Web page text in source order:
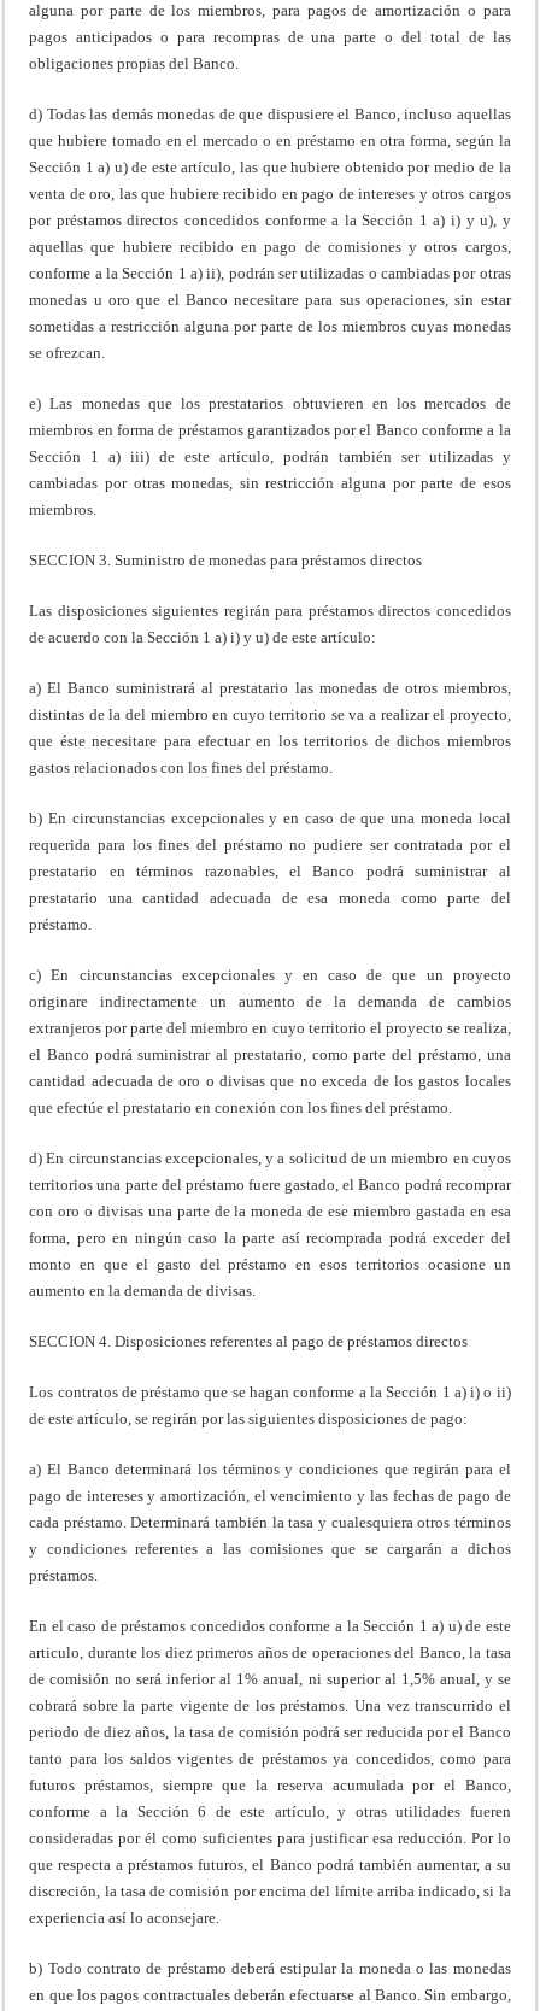
alguna por parte de los miembros, para pagos de amortización o para
pagos anticipados o para recompras de una parte o del total de las
obligaciones propias del Banco.
d) Todas las demás monedas de que dispusiere el Banco, incluso aquellas
que hubiere tomado en el mercado o en préstamo en otra forma, según la
Sección 1 a) u) de este artículo, las que hubiere obtenido por medio de la
venta de oro, las que hubiere recibido en pago de intereses y otros cargos
por préstamos directos concedidos conforme a la Sección 1 a) i) y u), y
aquellas que hubiere recibido en pago de comisiones y otros cargos,
conforme a la Sección 1 a) ii), podrán ser utilizadas o cambiadas por otras
monedas u oro que el Banco necesitare para sus operaciones, sin estar
sometidas a restricción alguna por parte de los miembros cuyas monedas
se ofrezcan.
e) Las monedas que los prestatarios obtuvieren en los mercados de
miembros en forma de préstamos garantizados por el Banco conforme a la
Sección 1 a) iii) de este artículo, podrán también ser utilizadas y
cambiadas por otras monedas, sin restricción alguna por parte de esos
miembros.
SECCION 3. Suministro de monedas para préstamos directos
Las disposiciones siguientes regirán para préstamos directos concedidos
de acuerdo con la Sección 1 a) i) y u) de este artículo:
a) El Banco suministrará al prestatario las monedas de otros miembros,
distintas de la del miembro en cuyo territorio se va a realizar el proyecto,
que éste necesitare para efectuar en los territorios de dichos miembros
gastos relacionados con los fines del préstamo.
b) En circunstancias excepcionales y en caso de que una moneda local
requerida para los fines del préstamo no pudiere ser contratada por el
prestatario en términos razonables, el Banco podrá suministrar al
prestatario una cantidad adecuada de esa moneda como parte del
préstamo.
c) En circunstancias excepcionales y en caso de que un proyecto
originare indirectamente un aumento de la demanda de cambios
extranjeros por parte del miembro en cuyo territorio el proyecto se realiza,
el Banco podrá suministrar al prestatario, como parte del préstamo, una
cantidad adecuada de oro o divisas que no exceda de los gastos locales
que efectúe el prestatario en conexión con los fines del préstamo.
d) En circunstancias excepcionales, y a solicitud de un miembro en cuyos
territorios una parte del préstamo fuere gastado, el Banco podrá recomprar
con oro o divisas una parte de la moneda de ese miembro gastada en esa
forma, pero en ningún caso la parte así recomprada podrá exceder del
monto en que el gasto del préstamo en esos territorios ocasione un
aumento en la demanda de divisas.
SECCION 4. Disposiciones referentes al pago de préstamos directos
Los contratos de préstamo que se hagan conforme a la Sección 1 a) i) o ii)
de este artículo, se regirán por las siguientes disposiciones de pago:
a) El Banco determinará los términos y condiciones que regirán para el
pago de intereses y amortización, el vencimiento y las fechas de pago de
cada préstamo. Determinará también la tasa y cualesquiera otros términos
y condiciones referentes a las comisiones que se cargarán a dichos
préstamos.
En el caso de préstamos concedidos conforme a la Sección 1 a) u) de este
articulo, durante los diez primeros años de operaciones del Banco, la tasa
de comisión no será inferior al 1% anual, ni superior al 1,5% anual, y se
cobrará sobre la parte vigente de los préstamos. Una vez transcurrido el
periodo de diez años, la tasa de comisión podrá ser reducida por el Banco
tanto para los saldos vigentes de préstamos ya concedidos, como para
futuros préstamos, siempre que la reserva acumulada por el Banco,
conforme a la Sección 6 de este artículo, y otras utilidades fueren
consideradas por él como suficientes para justificar esa reducción. Por lo
que respecta a préstamos futuros, el Banco podrá también aumentar, a su
discreción, la tasa de comisión por encima del límite arriba indicado, si la
experiencia así lo aconsejare.
b) Todo contrato de préstamo deberá estipular la moneda o las monedas
en que los pagos contractuales deberán efectuarse al Banco. Sin embargo,